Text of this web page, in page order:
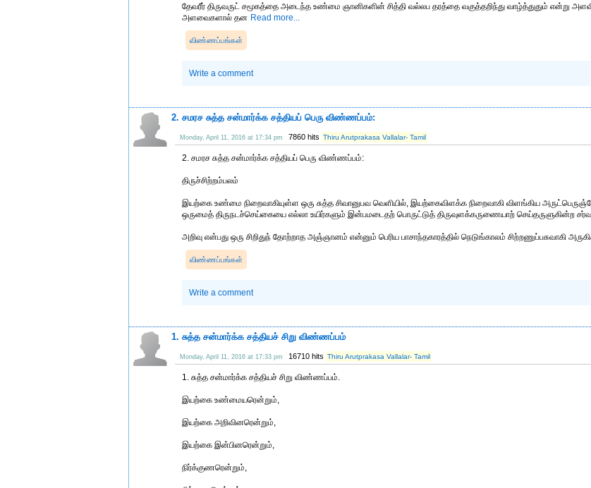
தேவரீர் திருவருட் சமூகத்தை அடைந்த உண்மை ஞானிகளின் சித்தி வல்லப தரத்தை வகுத்தறிந்து வாழ்த்துதும் என்று
அளவைகளால் தன Read more...
விண்ணப்பங்கள்
Write a comment
2. சமரச சுத்த சன்மார்க்க சத்தியப் பெரு விண்ணப்பம்:
Monday, April 11, 2016 at 17:34 pm 7860 hits Thiru Arutprakasa Vallalar- Tamil
2. சமரச சுத்த சன்மார்க்க சத்தியப் பெரு விண்ணப்பம்:
திருச்சிற்றம்பலம்
இயற்கை உண்மை நிறைவாகியுள்ள ஒரு சுத்த சிவானுபவ வெளியில், இயற்கைவிளக்க நிறைவாகி விளங்கிய
ஒருமைத் திருநடச்செய்கையை எல்லா உயிர்களும் இன்பமடைதற் பொருட்டுத் திருவுளக்கருணையாற் செய்தருளுகின்ற
அறிவு என்பது ஒரு சிறிதுந் தோற்றாத அஞ்ஞானம் என்னும் பெரிய பாசாந்தகாரத்தில் நெடுங்காலம் சிற்றணுப்பசுவாகி
விண்ணப்பங்கள்
Write a comment
1. சுத்த சன்மார்க்க சத்தியச் சிறு விண்ணப்பம்
Monday, April 11, 2016 at 17:33 pm 16710 hits Thiru Arutprakasa Vallalar- Tamil
1. சுத்த சன்மார்க்க சத்தியச் சிறு விண்ணப்பம்.
இயற்கை உண்மையரென்றும்,
இயற்கை அறிவினரென்றும்,
இயற்கை இன்பினரென்றும்,
நிர்க்குணரென்றும்,